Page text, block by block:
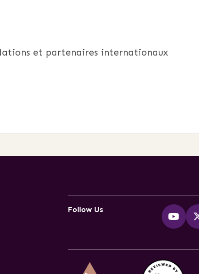
et partenaires internationaux
Follow Us